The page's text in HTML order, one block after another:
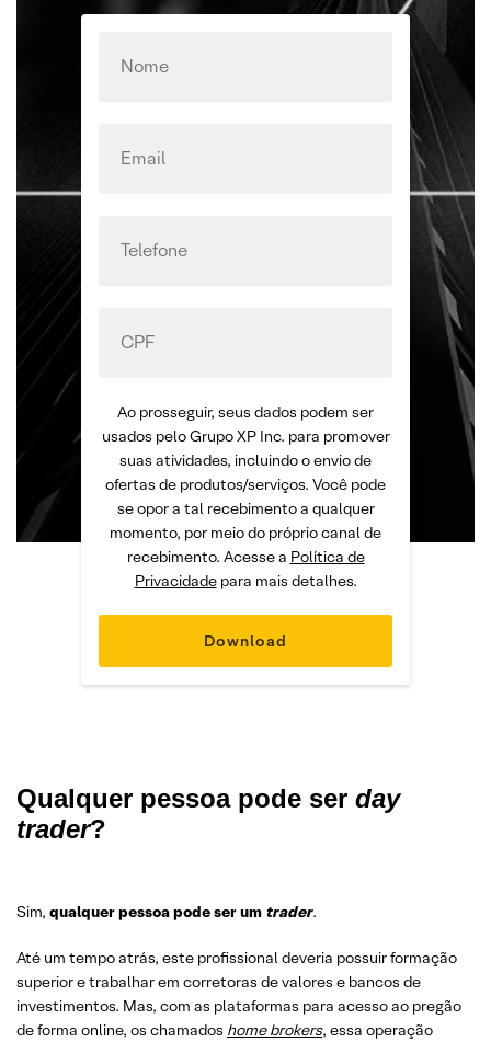
Ao prosseguir, seus dados podem ser
usados pelo Grupo XP Inc. para promover
suas atividades, incluindo o envio de
ofertas de produtos/serviços. Você pode
se opor a tal recebimento a qualquer
momento, por meio do próprio canal de
recebimento. Acesse a Política de
Privacidadepara mais detalhes.
Qualquer pessoa pode ser day
trader?
Sim, qualquer pessoa pode ser um trader.
Até um tempo atrás, este profissional deveria possuir formação
superior e trabalhar em corretoras de valores e bancos de
investimentos. Mas, com as plataformas para acesso ao pregão
de forma online, os chamados home brokers, essa operação